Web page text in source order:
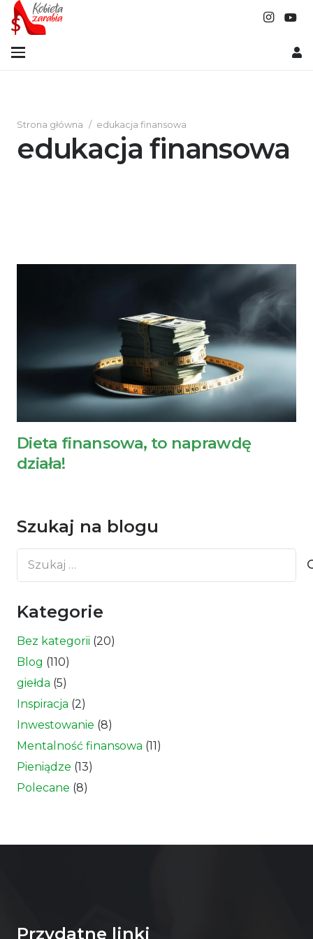
Strona główna / edukacja finansowa
edukacja finansowa
Dieta finansowa, to naprawdę
działa!
Szukaj na blogu
Szukaj:
Kategorie
Bez kategorii (20)
Blog (110)
giełda (5)
Inspiracja (2)
Inwestowanie (8)
Mentalność finansowa (11)
Pieniądze (13)
Polecane (8)
Przydatne linki